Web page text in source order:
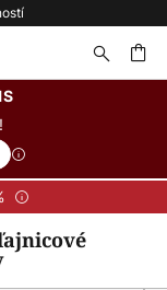
dní